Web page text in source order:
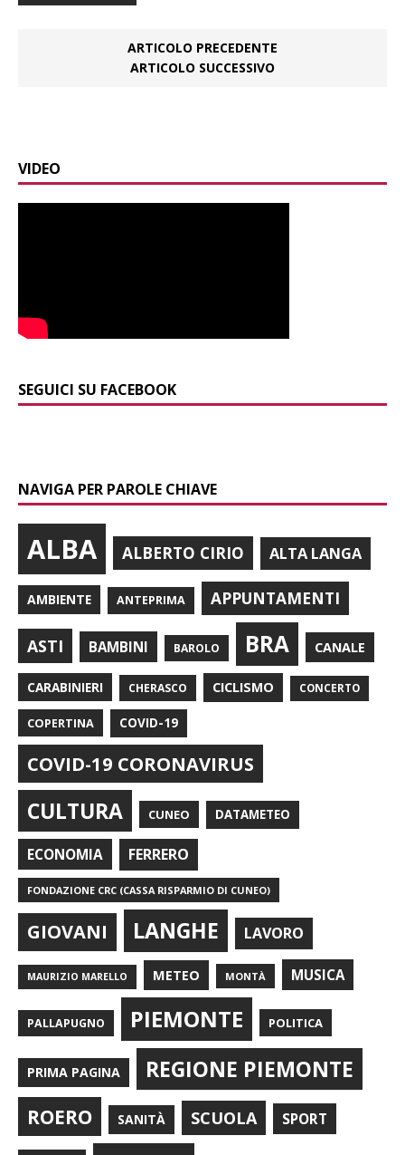
ARTICOLO PRECEDENTE
ARTICOLO SUCCESSIVO
VIDEO
SEGUICI SU FACEBOOK
NAVIGA PER PAROLE CHIAVE
ALBA ALBERTO CIRIO ALTA LANGA
AMBIENTE ANTEPRIMA APPUNTAMENTI
ASTI BAMBINI BAROLO BRA CANALE
CARABINIERI CHERASCO CICLISMO CONCERTO
COPERTINA COVID-19
COVID-19 CORONAVIRUS
CULTURA CUNEO DATAMETEO
ECONOMIA FERRERO
FONDAZIONE CRC (CASSA RISPARMIO DI CUNEO)
GIOVANI LANGHE LAVORO
MAURIZIO MARELLO METEO MONTÀ MUSICA
PALLAPUGNO PIEMONTE POLITICA
PRIMA PAGINA REGIONE PIEMONTE
ROERO SANITÀ SCUOLA SPORT